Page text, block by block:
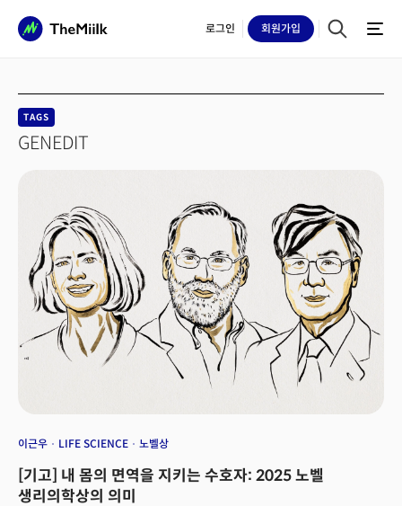
로그인 회원가입
TAGS
GENEDIT
이근우 LIFE SCIENCE 노벨상
[기고] 내 몸의 면역을 지키는 수호자: 2025 노벨
생리의학상의 의미